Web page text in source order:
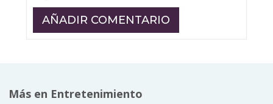
Más en Entretenimiento